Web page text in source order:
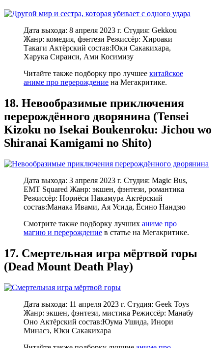
Дата выхода: 8 апреля 2023 г. Студия: Gekkou
Жанр: комедия, фэнтези Режиссёр: Хироаки
Такаги Актёрский состав:Юки Сакакихара,
Харука Сираиси, Ами Косимизу
Читайте также подборку про лучшее китайское
аниме про перерождение на Мегакритике.
18. Невообразимые приключения
перерождённого дворянина (Tensei
Kizoku no Isekai Boukenroku: Jichou wo
Shiranai Kamigami no Shito)
Дата выхода: 3 апреля 2023 г. Студия: Magic Bus,
EMT Squared Жанр: экшен, фэнтези, романтика
Режиссёр: Нориёси Накамура Актёрский
состав:Манака Ивами, Ая Усида, Ёсино Нандзю
Смотрите также подборку лучших аниме про
магию и перерождение в статье на Мегакритике.
17. Смертельная игра мёртвой горы
(Dead Mount Death Play)
Дата выхода: 11 апреля 2023 г. Студия: Geek Toys
Жанр: экшен, фэнтези, мистика Режиссёр: Манабу
Оно Актёрский состав:Юума Ушида, Инори
Минасэ, Юки Сакакихара